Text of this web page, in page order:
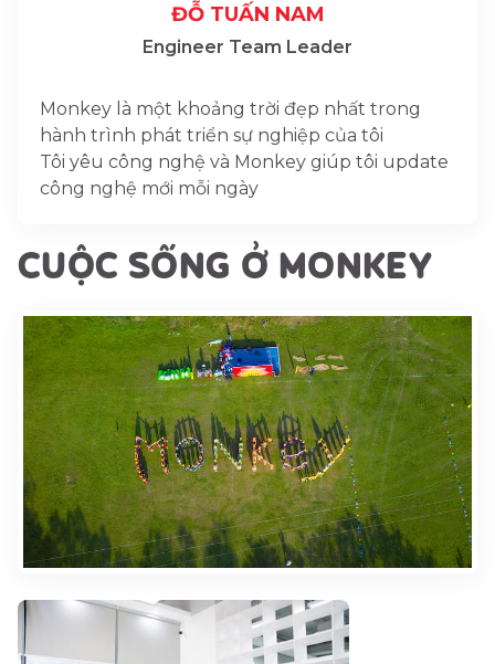
ĐỖ TUẤN NAM
Engineer Team Leader
Monkey là một khoảng trời đẹp nhất trong
hành trình phát triển sự nghiệp của tôi
Tôi yêu công nghệ và Monkey giúp tôi update
công nghệ mới mỗi ngày
CUỘC SỐNG Ở MONKEY